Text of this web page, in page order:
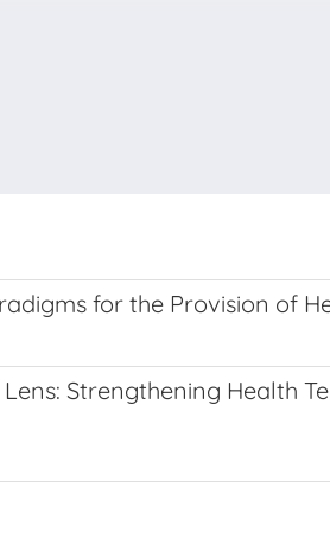
for the Provision of
Strengthening Health